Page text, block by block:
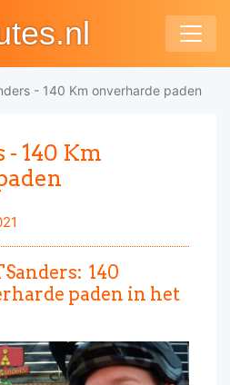
- 140 Km onverharde paden
140 Km
140
paden in het